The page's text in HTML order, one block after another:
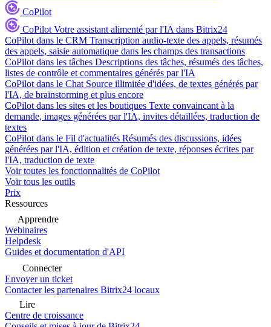
CoPilot
CoPilot Votre assistant alimenté par l'IA dans Bitrix24
CoPilot dans le CRM Transcription audio-texte des appels, résumés
des appels, saisie automatique dans les champs des transactions
CoPilot dans les tâches Descriptions des tâches, résumés des tâches,
listes de contrôle et commentaires générés par l'IA
CoPilot dans le Chat Source illimitée d'idées, de textes générés par
l'IA, de brainstorming et plus encore
CoPilot dans les sites et les boutiques Texte convaincant à la
demande, images générées par l'IA, invites détaillées, traduction de
textes
CoPilot dans le Fil d'actualités Résumés des discussions, idées
générées par l'IA, édition et création de texte, réponses écrites par
l'IA, traduction de texte
Voir toutes les fonctionnalités de CoPilot
Voir tous les outils
Prix
Ressources
Apprendre
Webinaires
Helpdesk
Guides et documentation d'API
Connecter
Envoyer un ticket
Contacter les partenaires Bitrix24 locaux
Lire
Centre de croissance